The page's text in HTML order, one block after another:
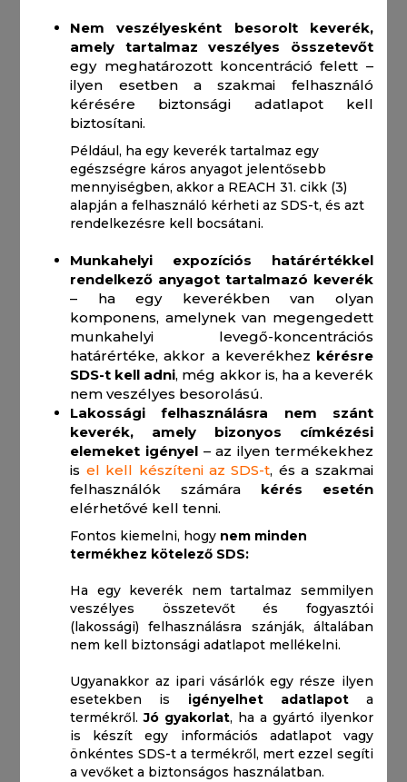
Nem veszélyesként besorolt keverék,
amely tartalmaz veszélyes összetevőt
egy meghatározott koncentráció felett –
ilyen esetben a szakmai felhasználó
kérésére biztonsági adatlapot kell
biztosítani.
Például, ha egy keverék tartalmaz egy
egészségre káros anyagot jelentősebb
mennyiségben, akkor a REACH 31. cikk (3)
alapján a felhasználó kérheti az SDS-t, és azt
rendelkezésre kell bocsátani.
Munkahelyi expozíciós határértékkel
rendelkező anyagot tartalmazó keverék
– ha egy keverékben van olyan
komponens, amelynek van megengedett
munkahelyi levegő-koncentrációs
határértéke, akkor a keverékhez kérésre
SDS-t kell adni, még akkor is, ha a keverék
nem veszélyes besorolású.
Lakossági felhasználásra nem szánt
keverék, amely bizonyos címkézési
elemeket igényel – az ilyen termékekhez
is el kell készíteni az SDS-t, és a szakmai
felhasználók számára kérés esetén
elérhetővé kell tenni.
Fontos kiemelni, hogy nem minden
termékhez kötelező SDS:
Ha egy keverék nem tartalmaz semmilyen
veszélyes összetevőt és fogyasztói
(lakossági) felhasználásra szánják, általában
nem kell biztonsági adatlapot mellékelni.
Ugyanakkor az ipari vásárlók egy része ilyen
esetekben is igényelhet adatlapota
termékről.Jó gyakorlat, ha a gyártó ilyenkor
is készít egy információs adatlapot vagy
önkéntes SDS-t a termékről, mert ezzel segíti
a vevőket a biztonságos használatban.